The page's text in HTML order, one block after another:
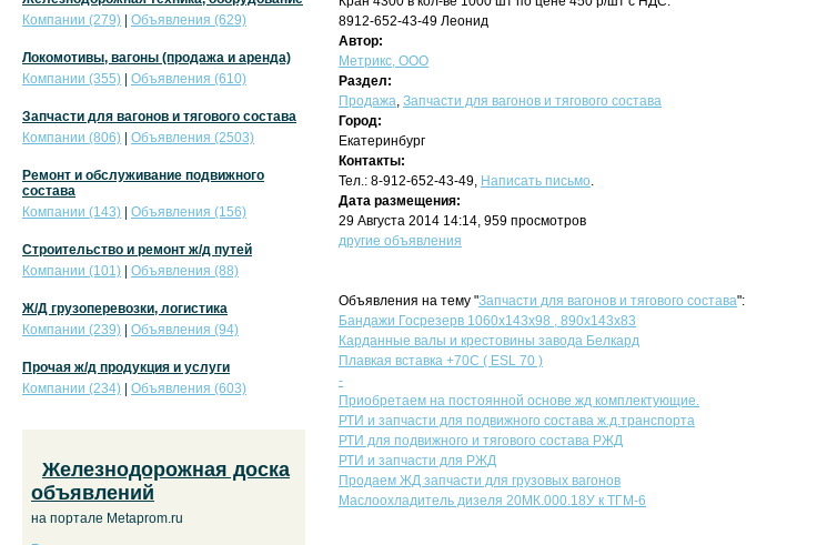
8912-652-43-49 Леонид
Автор:
Метрикс, ООО
Раздел:
Продажа, Запчасти для вагонов и тягового состава
Город:
Екатеринбург
Контакты:
Тел.: 8-912-652-43-49, Написать письмо.
Дата размещения:
29 Августа 2014 14:14, 959 просмотров
другие объявления
Объявления на тему "Запчасти для вагонов и тягового состава":
Бандажи Госрезерв 1060х143х98 , 890х143х83
Карданные валы и крестовины завода Белкард
Плавкая вставка +70С ( ESL 70 )
-
Приобретаем на постоянной основе жд комплектующие.
РТИ и запчасти для подвижного состава ж.д.транспорта
РТИ для подвижного и тягового состава РЖД
РТИ и запчасти для РЖД
Продаем ЖД запчасти для грузовых вагонов
Маслоохладитель дизеля 20МК.000.18У к ТГМ-6
Компании (279)
Объявления (629)
Локомотивы, вагоны (продажа и аренда)
Компании (355)
Объявления (610)
Запчасти для вагонов и тягового состава
Компании (806)
Объявления (2503)
Ремонт и обслуживание подвижного
состава
Компании (143)
Объявления (156)
Строительство и ремонт ж/д путей
Компании (101)
Объявления (88)
Ж/Д грузоперевозки, логистика
Компании (239)
Объявления (94)
Прочая ж/д продукция и услуги
Компании (234)
Объявления (603)
Железнодорожная доска
объявлений
на портале Metaprom.ru